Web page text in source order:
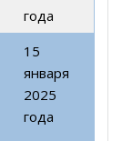
года
15
января
2025
года